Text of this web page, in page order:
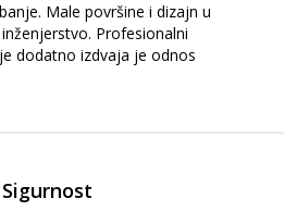
Male površine i dizajn u
Profesionalni
dodatno izdvaja je odnos
Sigurnost